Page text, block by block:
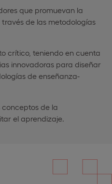
que promuevan la
de las metodologías
crítico, teniendo en cuenta
innovadoras para diseñar
de enseñanza-
conceptos de la
el aprendizaje.